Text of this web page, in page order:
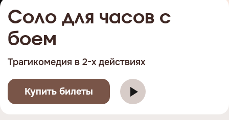
Соло для часов с
боем
Трагикомедия в 2-х действиях
Купить билеты